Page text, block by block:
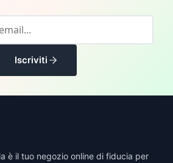
Iscriviti
è il tuo negozio online di fiducia per